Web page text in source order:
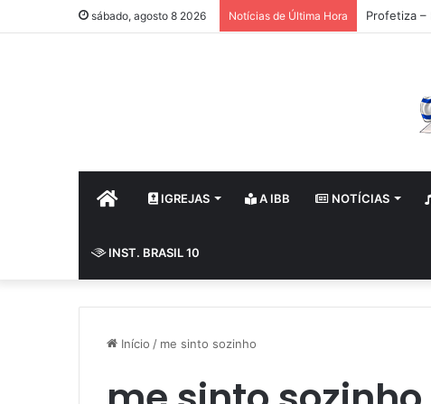
sábado, agosto 8 2026 Notícias de Última Hora Profetiza –
HOME IGREJAS A IBB NOTÍCIAS
INST. BRASIL 10
Início / me sinto sozinho